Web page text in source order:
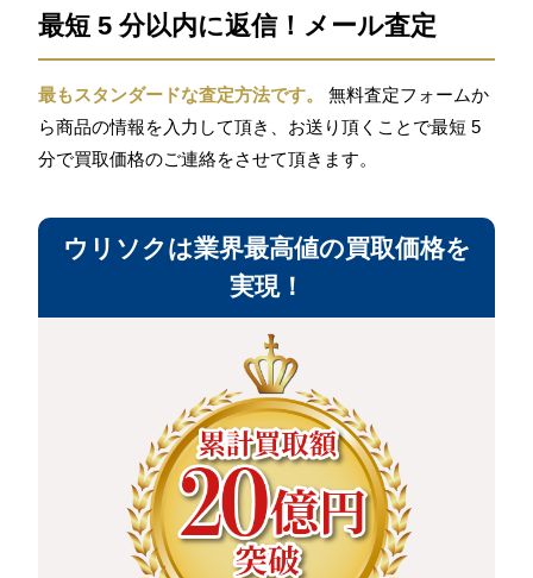
最短 5 分以内に返信！メール査定
最もスタンダードな査定方法です。
無料査定フォームか
ら商品の情報を入力して頂き、お送り頂くことで最短 5
分で買取価格のご連絡をさせて頂きます。
ウリソクは業界最高値の買取価格を
実現！